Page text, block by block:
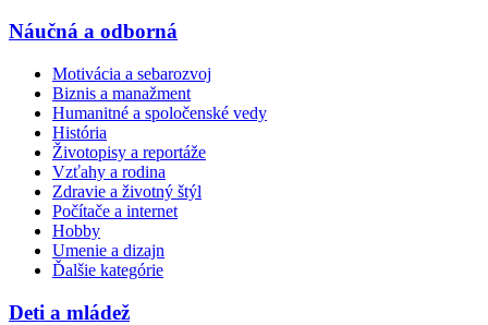
Náučná a odborná
Motivácia a sebarozvoj
Biznis a manažment
Humanitné a spoločenské vedy
História
Životopisy a reportáže
Vzťahy a rodina
Zdravie a životný štýl
Počítače a internet
Hobby
Umenie a dizajn
Ďalšie kategórie
Deti a mládež